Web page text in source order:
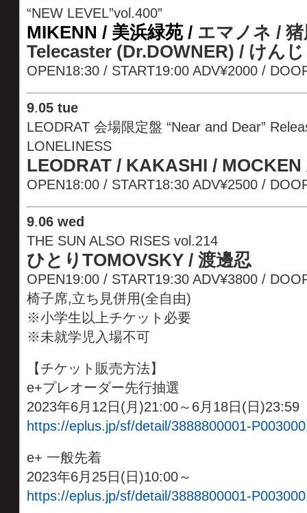
“NEW LEVEL”vol.400”
MIKENN / 美浜緑苑 / エマノネ /
Telecaster (Dr.DOWNER) / けんじ
OPEN18:30 / START19:00 ADV¥2000 /
9.05 tue
LEODRAT 会場限定盤 “Near and Dear”
LONELINESS
LEODRAT / KAKASHI /
OPEN18:00 / START18:30 ADV¥2500 /
9.06 wed
THE SUN ALSO RISES vol.214
ひとりTOMOVSKY / 渡邊忍
OPEN19:00 / START19:30 ADV¥3800 /
椅子席,立ち見併用(全自由)
※小学生以上チケット必要
※未就学児入場不可
【チケット販売方法】
e+プレオーダー先行抽選
2023年6月12日(月)21:00～6月18日(日)23:59
https://eplus.jp/sf/detail/3888800001-
e+ 一般先着
2023年6月25日(日)10:00～
https://eplus.jp/sf/detail/3888800001-